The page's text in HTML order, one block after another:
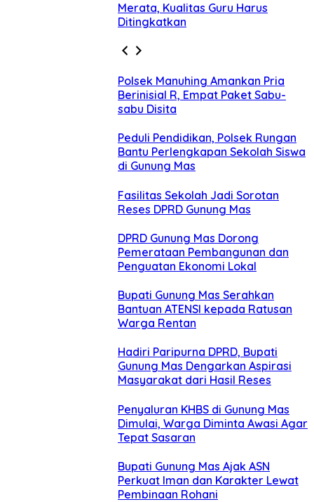
Merata, Kualitas Guru Harus
Ditingkatkan
Polsek Manuhing Amankan Pria
Berinisial R, Empat Paket Sabu-
sabu Disita
Peduli Pendidikan, Polsek Rungan
Bantu Perlengkapan Sekolah Siswa
di Gunung Mas
Fasilitas Sekolah Jadi Sorotan
Reses DPRD Gunung Mas
DPRD Gunung Mas Dorong
Pemerataan Pembangunan dan
Penguatan Ekonomi Lokal
Bupati Gunung Mas Serahkan
Bantuan ATENSI kepada Ratusan
Warga Rentan
Hadiri Paripurna DPRD, Bupati
Gunung Mas Dengarkan Aspirasi
Masyarakat dari Hasil Reses
Penyaluran KHBS di Gunung Mas
Dimulai, Warga Diminta Awasi Agar
Tepat Sasaran
Bupati Gunung Mas Ajak ASN
Perkuat Iman dan Karakter Lewat
Pembinaan Rohani